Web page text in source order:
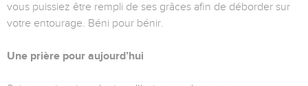
vous puissiez être rempli de ses grâces afin de déborder sur
votre entourage. Béni pour bénir.
Une prière pour aujourd’hui